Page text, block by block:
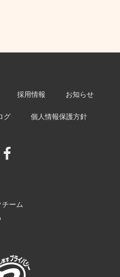
採用情報 お知らせ
グ 個人情報保護方針
ーム